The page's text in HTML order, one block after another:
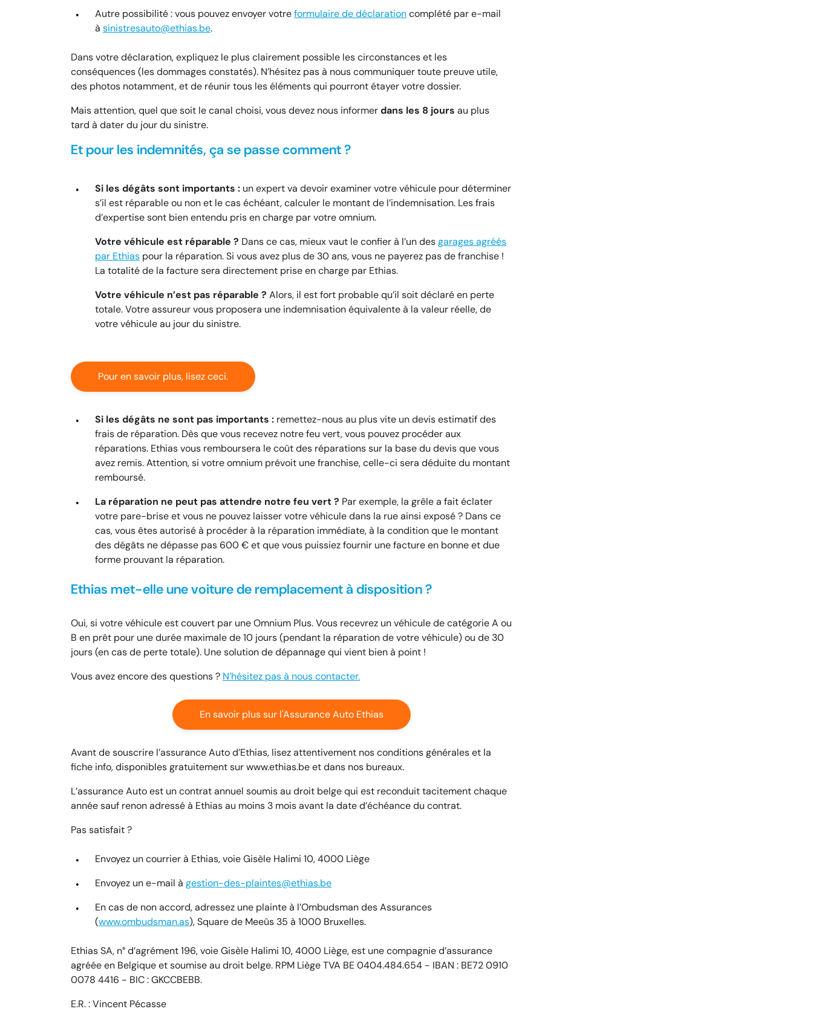
Autre possibilité : vous pouvez envoyer votreformulaire de déclarationcomplété par e-mail
à sinistresauto@ethias.be.
Dans votre déclaration, expliquez le plus clairement possible les circonstances et les
conséquences (les dommages constatés). N’hésitez pas à nous communiquer toute preuve utile,
des photos notamment, et de réunir tous les éléments qui pourront étayer votre dossier.
Mais attention, quel que soit le canal choisi, vous devez nous informerdans les 8 jours au plus
tard à dater du jour du sinistre.
Et pour les indemnités, ça se passe comment ?
Si les dégâts sont importants : un expert va devoir examiner votre véhicule pour déterminer
s’il est réparable ou non et le cas échéant, calculer le montant de l’indemnisation. Les frais
d’expertise sont bien entendu pris en charge par votre omnium.
Votre véhicule est réparable ? Dans ce cas, mieux vaut le confier à l’un desgarages agréés
par Ethias pour la réparation. Si vous avez plus de 30 ans, vous ne payerez pas de franchise !
La totalité de la facture sera directement prise en charge par Ethias.
Votre véhicule n’est pas réparable ? Alors, il est fort probable qu’il soit déclaré en perte
totale. Votre assureur vous proposera une indemnisation équivalente à la valeur réelle, de
votre véhicule au jour du sinistre.
Pour en savoir plus, lisez ceci.
Si les dégâts ne sont pas importants : remettez-nous au plus vite un devis estimatif des
frais de réparation. Dès que vous recevez notre feu vert, vous pouvez procéder aux
réparations. Ethias vous remboursera le coût des réparations sur la base du devis que vous
avez remis. Attention, si votre omnium prévoit une franchise, celle-ci sera déduite du montant
remboursé.
La réparation ne peut pas attendre notre feu vert ? Par exemple, la grêle a fait éclater
votre pare-brise et vous ne pouvez laisser votre véhicule dans la rue ainsi exposé ? Dans ce
cas, vous êtes autorisé à procéder à la réparation immédiate, à la condition que le montant
des dégâts ne dépasse pas 600 € et que vous puissiez fournir une facture en bonne et due
forme prouvant la réparation.
Ethias met-elle une voiture de remplacement à disposition ?
Oui, si votre véhicule est couvert par une Omnium Plus. Vous recevrez un véhicule de catégorie A ou
B en prêt pour une durée maximale de 10 jours (pendant la réparation de votre véhicule) ou de 30
jours (en cas de perte totale). Une solution de dépannage qui vient bien à point !
Vous avez encore des questions ? N’hésitez pas à nous contacter.
En savoir plus sur l'Assurance Auto Ethias
Avant de souscrire l’assurance Auto d’Ethias, lisez attentivement nos conditions générales et la
fiche info, disponibles gratuitement sur www.ethias.be et dans nos bureaux.
L’assurance Auto est un contrat annuel soumis au droit belge qui est reconduit tacitement chaque
année sauf renon adressé à Ethias au moins 3 mois avant la date d’échéance du contrat.
Pas satisfait ?
Envoyez un courrier à Ethias, voie Gisèle Halimi 10, 4000 Liège
Envoyez un e-mail à gestion-des-plaintes@ethias.be
En cas de non accord, adressez une plainte à l’Ombudsman des Assurances
(www.ombudsman.as), Square de Meeûs 35 à 1000 Bruxelles.
Ethias SA, n° d’agrément 196, voie Gisèle Halimi 10, 4000 Liège, est une compagnie d’assurance
agréée en Belgique et soumise au droit belge. RPM Liège TVA BE 0404.484.654 - IBAN : BE72 0910
0078 4416 - BIC : GKCCBEBB.
E.R. : Vincent Pécasse